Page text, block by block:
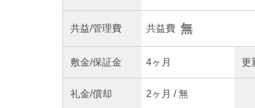
共益/管理費 共益費 無
敷金/保証金 4ヶ月 更
礼金/償却 2ヶ月 /無